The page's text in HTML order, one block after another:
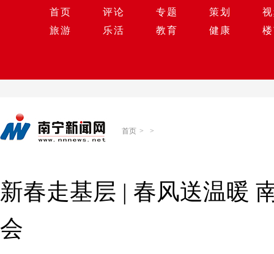
首页 评论 专题 策划
旅游
乐活 教育 健康
首页 > >
新春走基层 | 春风送温暖
会